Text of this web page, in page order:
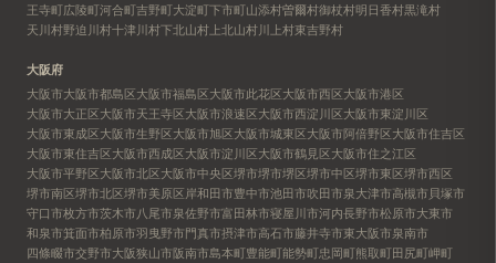
王寺町広陵町河合町吉野町大淀町下市町山添村曽爾村御杖村明日香村黒滝村
天川村野迫川村十津川村下北山村 上北山村川上村東吉野村
大阪府
大阪市大阪市都島区大阪市福島区大阪市此花区大阪市西区大阪市港区
大阪市大正区大阪市天王寺区大阪市浪速区大阪市西淀川区大阪市東淀川区
大阪市東成区大阪市生野区大阪市旭区大阪市城東区大阪市阿倍野区大阪市住吉区
大阪市東住吉区大阪市西成区大阪市淀川区大阪市鶴見区大阪市住之江区
大阪市平野区大阪市北区大阪市中央区堺市堺市堺区堺市中区堺市東区堺市西区
堺市南区堺市北区堺市美原区岸和田市豊中市池田市吹田市泉大津市高槻市 貝塚市
守口市枚方市茨木市八尾市泉佐野市富田林市寝屋川市河内長野市松原市大東市
和泉市箕面市柏原市羽曳野市門真市摂津市高石市藤井寺市東大阪市泉南市
四條畷市交野市大阪狭山市阪南市島本町豊能町能勢町忠岡町熊取町田尻町岬町